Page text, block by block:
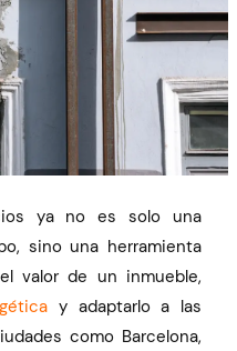
ya no es solo una
sino una herramienta
valor de un inmueble,
y adaptarlo a las
como Barcelona,